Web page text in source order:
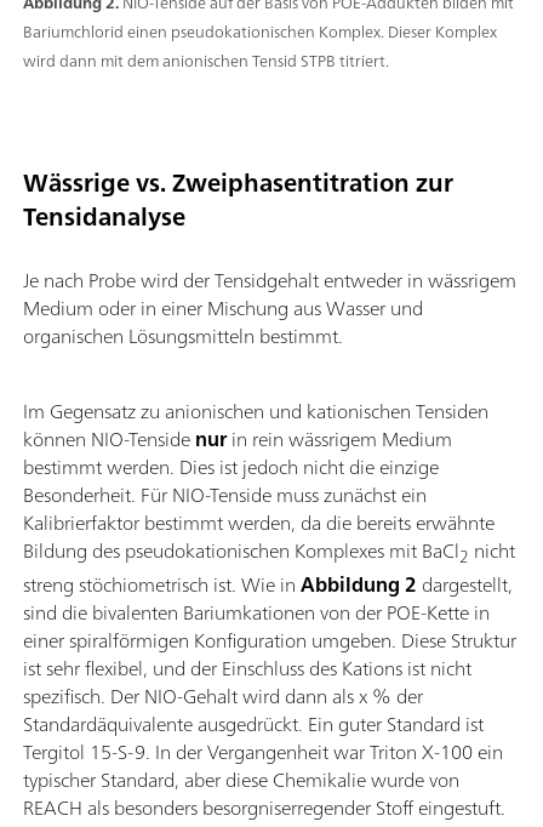
Bariumchlorid einen pseudokationischen Komplex. Dieser Komplex
wird dann mit dem anionischen Tensid STPB titriert.
Wässrige vs. Zweiphasentitration zur
Tensidanalyse
Je nach Probe wird der Tensidgehalt entweder in wässrigem
Medium oder in einer Mischung aus Wasser und
organischen Lösungsmitteln bestimmt.
Im Gegensatz zu anionischen und kationischen Tensiden
können NIO-Tensidenurin rein wässrigem Medium
bestimmt werden. Dies ist jedoch nicht die einzige
Besonderheit. Für NIO-Tenside muss zunächst ein
Kalibrierfaktor bestimmt werden, da die bereits erwähnte
Bildung des pseudokationischen Komplexes mit BaCl2 nicht
streng stöchiometrisch ist. Wie inAbbildung 2 dargestellt,
sind die bivalenten Bariumkationen von der POE-Kette in
einer spiralförmigen Konfiguration umgeben. Diese Struktur
ist sehr flexibel, und der Einschluss des Kations ist nicht
spezifisch. Der NIO-Gehalt wird dann als x % der
Standardäquivalente ausgedrückt. Ein guter Standard ist
Tergitol 15-S-9. In der Vergangenheit war Triton X-100 ein
typischer Standard, aber diese Chemikalie wurde von
REACH als besonders besorgniserregender Stoff eingestuft.